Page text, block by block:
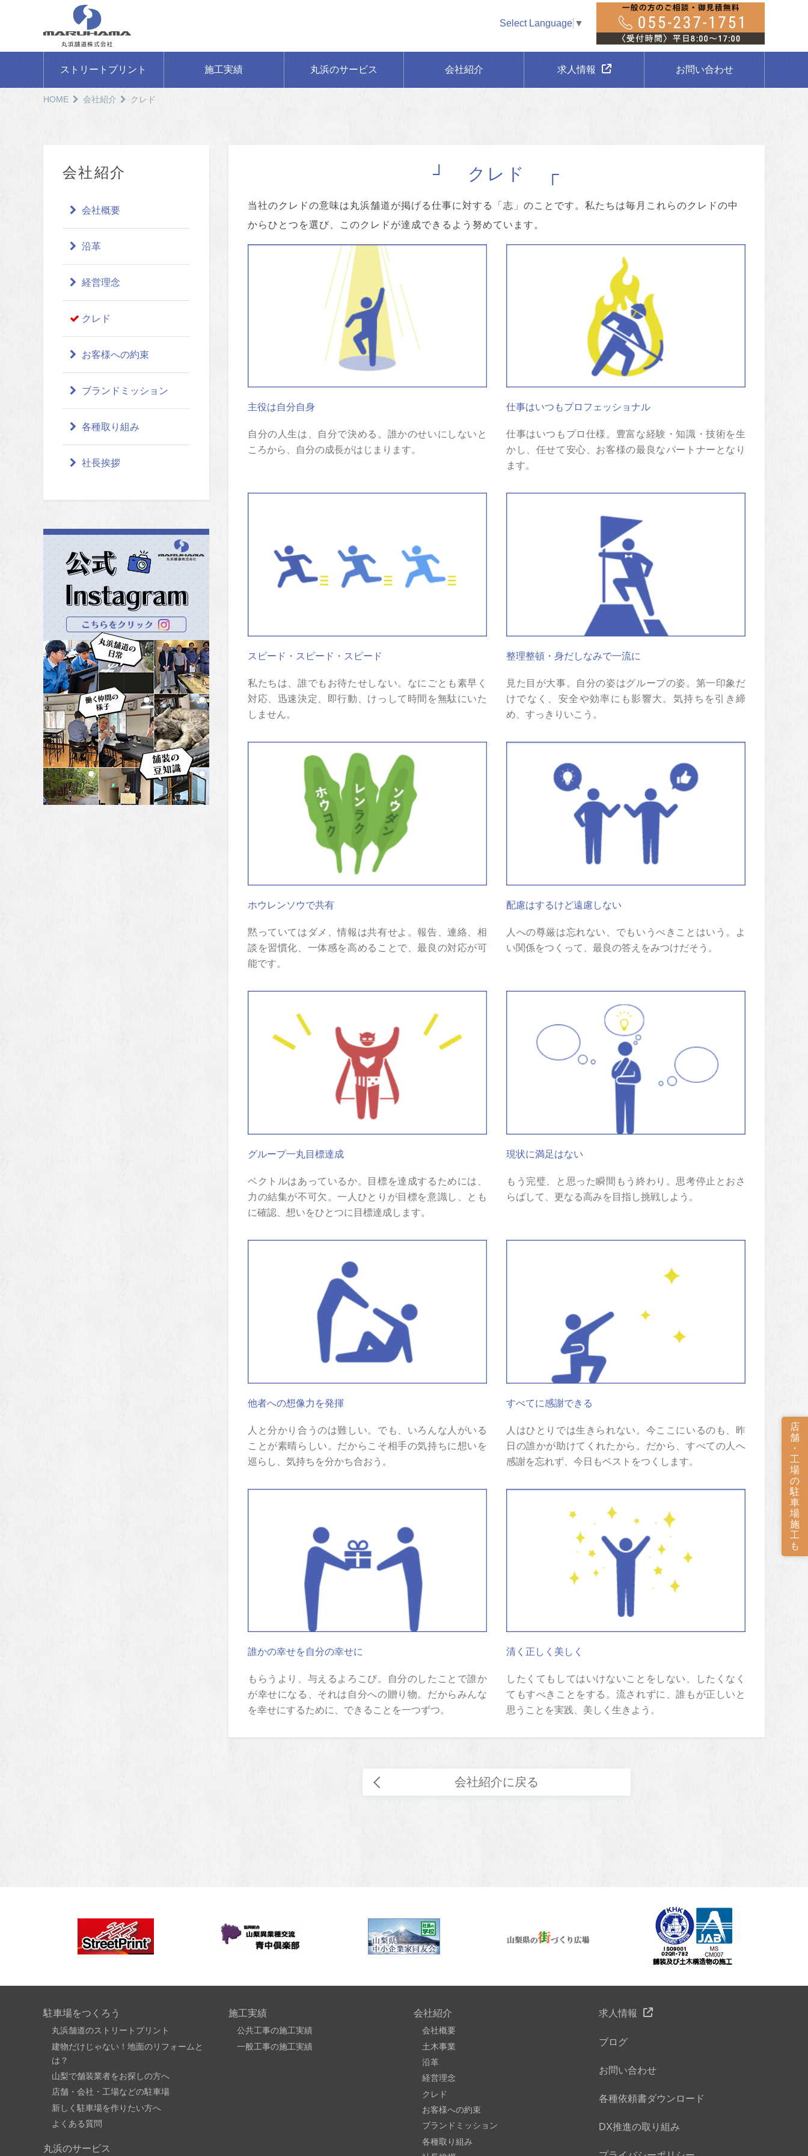
Select Language ▼
ストリートプリント 施工実績 丸浜のサービス 会社紹介 求人情報 お問い合わせ
HOME 会社紹介 クレド
クレド
当社のクレドの意味は丸浜舗道が掲げる仕事に対する「志」のことです。私たちは毎月これらのクレドの中
からひとつを選び、このクレドが達成できるよう努めています。
主役は自分自身
自分の人生は、自分で決める。誰かのせいにしないと
ころから、自分の成長がはじまります。
仕事はいつもプロフェッショナル
仕事はいつもプロ仕様。豊富な経験・知識・技術を生
かし、任せて安心、お客様の最良なパートナーとなり
ます。
スピード・スピード・スピード
私たちは、誰でもお待たせしない。なにごとも素早く
対応、迅速決定、即行動、けっして時間を無駄にいた
しません。
整理整頓・身だしなみで一流に
見た目が大事。自分の姿はグループの姿。第一印象だ
けでなく、安全や効率にも影響大。気持ちを引き締
め、すっきりいこう。
ホウレンソウで共有
黙っていてはダメ、情報は共有せよ。報告、連絡、相
談を習慣化、一体感を高めることで、最良の対応が可
能です。
配慮はするけど遠慮しない
人への尊厳は忘れない、でもいうべきことはいう。よ
い関係をつくって、最良の答えをみつけだそう。
グループ一丸目標達成
ベクトルはあっているか。目標を達成するためには、
力の結集が不可欠。一人ひとりが目標を意識し、とも
に確認、想いをひとつに目標達成します。
現状に満足はない
もう完璧、と思った瞬間もう終わり。思考停止とおさ
らばして、更なる高みを目指し挑戦しよう。
他者への想像力を発揮
人と分かり合うのは難しい。でも、いろんな人がいる
ことが素晴らしい。だからこそ相手の気持ちに想いを
巡らし、気持ちを分かち合おう。
すべてに感謝できる
人はひとりでは生きられない。今ここにいるのも、昨
日の誰かが助けてくれたから。だから、すべての人へ
感謝を忘れず、今日もベストをつくします。
誰かの幸せを自分の幸せに
もらうより、与えるよろこび。自分のしたことで誰か
が幸せになる、それは自分への贈り物。だからみんな
を幸せにするために、できることを一つずつ。
清く正しく美しく
したくてもしてはいけないことをしない、したくなく
てもすべきことをする。流されずに、誰もが正しいと
思うことを実践、美しく生きよう。
会社紹介に戻る
会社紹介
会社概要
沿革
経営理念
クレド
お客様への約束
ブランドミッション
各種取り組み
社長挨拶
駐車場をつくろう
丸浜舗道のストリートプリント
建物だけじゃない！地面のリフォームと
は？
山梨で舗装業者をお探しの方へ
店舗・会社・工場などの駐車場
新しく駐車場を作りたい方へ
よくある質問
丸浜のサービス
施工実績
公共工事の施工実績
一般工事の施工実績
会社紹介
会社概要
土木事業
沿革
経営理念
クレド
お客様への約束
ブランドミッション
各種取り組み
求人情報
ブログ
お問い合わせ
各種依頼書ダウンロード
DX推進の取り組み
店
舗
・
工
場
の
駐
車
場
施
工
も